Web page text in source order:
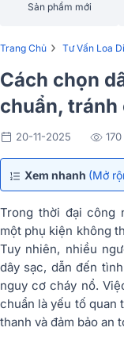
Sản phẩm mới
Trang Chủ › Tư Vấn Loa
Cách chọn
chuẩn, tránh
20-11-2025
Xem nhanh (Mở
Trong thời đại công
một phụ kiện không
Tuy nhiên, nhiều
dây sạc, dẫn đến
nguy cơ cháy nổ.
chuẩn là yếu tố quan
thanh và đảm bảo an